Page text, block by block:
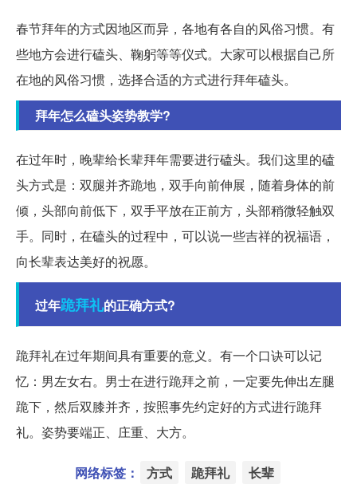
春节拜年的方式因地区而异，各地有各自的风俗习惯。有
些地方会进行磕头、鞠躬等等仪式。大家可以根据自己所
在地的风俗习惯，选择合适的方式进行拜年磕头。
拜年怎么磕头姿势教学?
在过年时，晚辈给长辈拜年需要进行磕头。我们这里的磕
头方式是：双腿并齐跪地，双手向前伸展，随着身体的前
倾，头部向前低下，双手平放在正前方，头部稍微轻触双
手。同时，在磕头的过程中，可以说一些吉祥的祝福语，
向长辈表达美好的祝愿。
过年跪拜礼的正确方式?
跪拜礼在过年期间具有重要的意义。有一个口诀可以记
忆：男左女右。男士在进行跪拜之前，一定要先伸出左腿
跪下，然后双膝并齐，按照事先约定好的方式进行跪拜
礼。姿势要端正、庄重、大方。
网络标签： 方式 跪拜礼 长辈